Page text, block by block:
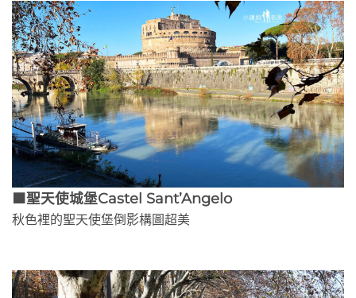
🟫聖天使城堡Castel Sant’Angelo
秋色裡的聖天使堡倒影構圖超美